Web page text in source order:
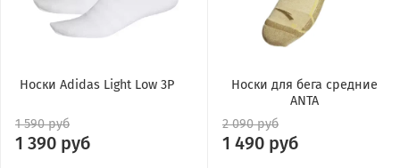
Носки Adidas Light Low 3P
1 590 руб
1 390 руб
Носки для бега средние
ANTA
2 090 руб
1 490 руб